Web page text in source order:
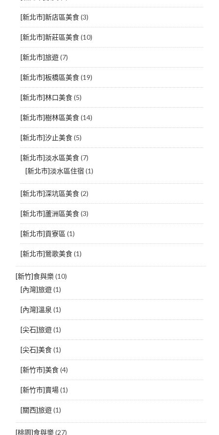
[新北市]新店區美食(3)
[新北市]新莊區美食(10)
[新北市]旅遊(7)
[新北市]板橋區美食(19)
[新北市]林口美食(5)
[新北市]樹林區美食(14)
[新北市]汐止美食(5)
[新北市]淡水區美食(7)
[新北市]淡水區住宿 (1)
[新北市]深坑區美食(2)
[新北市]蘆洲區美食(3)
[新北市]貢寮區 (1)
[新北市]鶯歌美食(1)
[新竹]食與樂(10)
[內灣]旅遊(1)
[內灣]溫泉 (1)
[尖石]旅遊(1)
[尖石]美食(1)
[新竹市]美食(4)
[新竹市]賣場(1)
[關西]旅遊(1)
[桃園]食與樂(27)